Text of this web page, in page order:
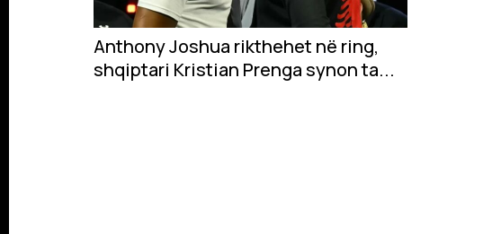
Anthony Joshua rikthehet në ring,
shqiptari Kristian Prenga synon ta...